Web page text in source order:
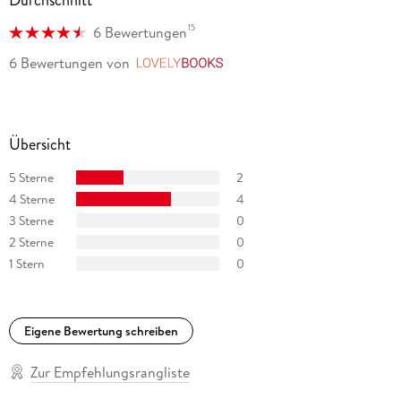
6 Bewertungen15
6 Bewertungen von
Übersicht
5 Sterne
2
4 Sterne
4
3 Sterne
0
2 Sterne
0
1 Stern
0
Eigene Bewertung schreiben
Zur Empfehlungsrangliste